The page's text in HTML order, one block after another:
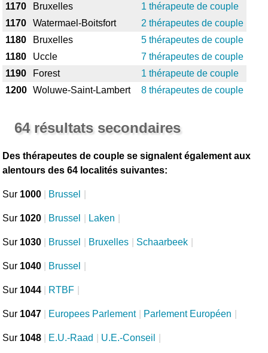
1170
Bruxelles
1 thérapeute de couple
1170
Watermael-Boitsfort
2 thérapeutes de couple
1180
Bruxelles
5 thérapeutes de couple
1180
Uccle
7 thérapeutes de couple
1190
Forest
1 thérapeute de couple
1200
Woluwe-Saint-Lambert 8 thérapeutes de couple
64 résultats secondaires
Des thérapeutes de couple se signalent également aux
alentours des 64 localités suivantes:
Sur 1000 Brussel
Sur 1020 Brussel Laken
Sur 1030 Brussel Bruxelles Schaarbeek
Sur 1040 Brussel
Sur 1044 RTBF
Sur 1047 Europees Parlement Parlement Européen
Sur 1048 E.U.-Raad U.E.-Conseil